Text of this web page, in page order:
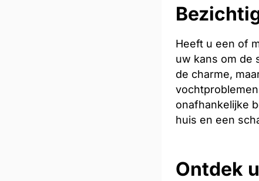
Heeft u een of
uw kans om de
de charme,
onafhankelijke
huis en een
Ontdek